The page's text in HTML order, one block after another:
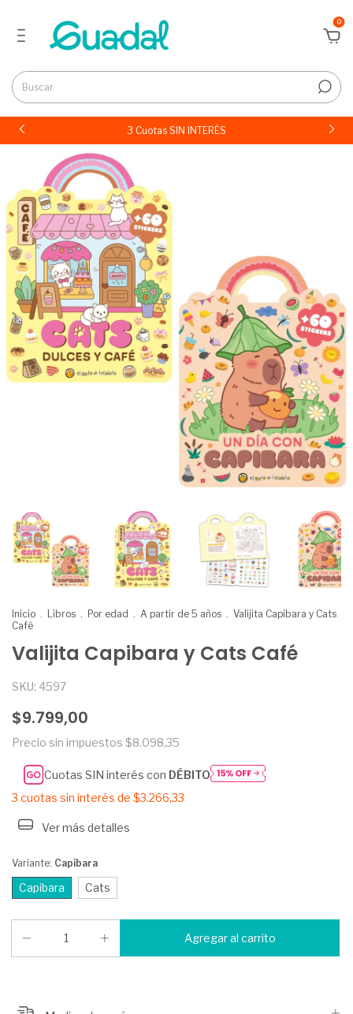
0
3 Cuotas SIN INTERÉS
Inicio . Libros . Por edad . A partir de 5 años . Valijita Capibara y Cats
Café
Valijita Capibara y Cats Café
SKU: 4597
$9.799,00
Precio sin impuestos $8.098,35
Cuotas SIN interés con DÉBITO
3 cuotas sin interés de $3.266,33
Ver más detalles
Variante: Capibara
Capibara Cats